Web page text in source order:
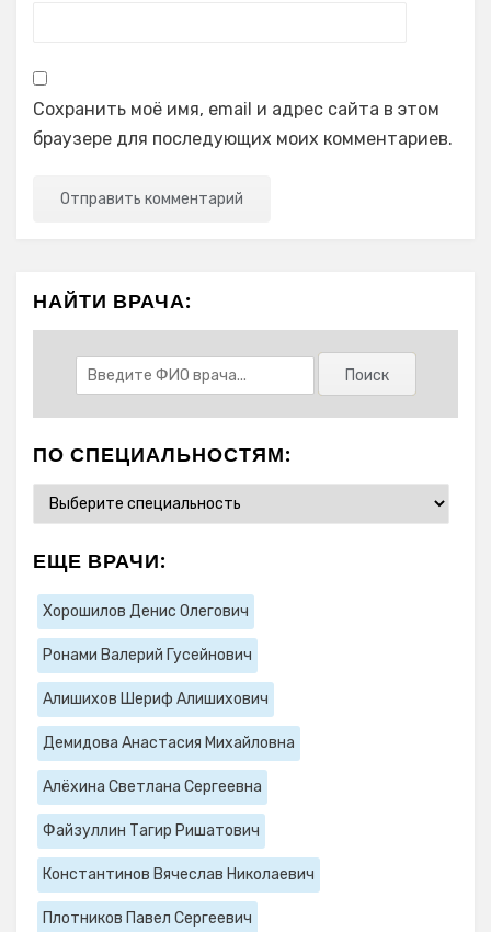
Сохранить моё имя, email и адрес сайта в этом
браузере для последующих моих комментариев.
НАЙТИ ВРАЧА:
ПО СПЕЦИАЛЬНОСТЯМ:
ЕЩЕ ВРАЧИ:
Хорошилов Денис Олегович
Ронами Валерий Гусейнович
Алишихов Шериф Алишихович
Демидова Анастасия Михайловна
Алёхина Светлана Сергеевна
Файзуллин Тагир Ришатович
Константинов Вячеслав Николаевич
Плотников Павел Сергеевич